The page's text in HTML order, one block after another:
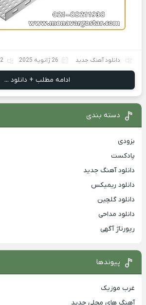
دانلود آهنگ جدید 26 ژانویه 2025 2 سال پیش
ادامه مطلب + دانلود ...
دسته بندی
بزودی
پادکست
دانلود آهنگ جدید
دانلود ریمیکس
دانلود گلچین
دانلود مداحی
رپورتاژ آگهی
پیوندها
غرب موزیک
آهنگ های محلی جدید